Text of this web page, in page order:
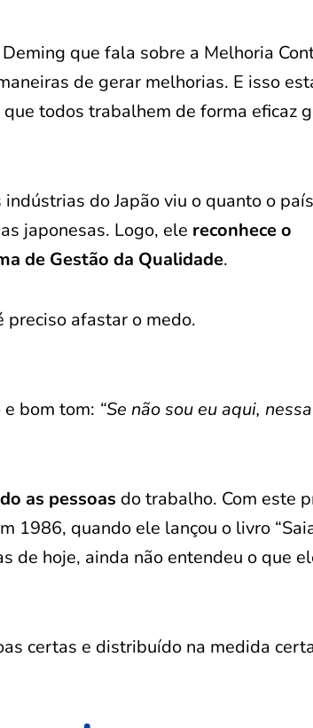
que fala sobre a Melhoria
de gerar melhorias. E isso
todos trabalhem de forma eficaz
do Japão viu o quanto o país
japonesas. Logo, ele reconhece o
de Gestão da Qualidade.
preciso afastar o medo.
bom tom: “Se não sou eu aqui, nessa
as pessoas do trabalho. Com este
1986, quando ele lançou o livro
de hoje, ainda não entendeu o que
certas e distribuído na medida